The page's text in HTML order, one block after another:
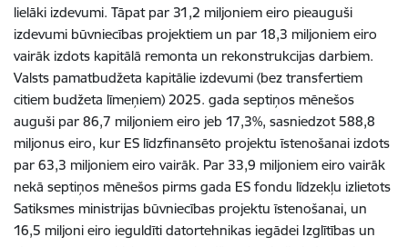
lielāki izdevumi. Tāpat par 31,2 miljoniem eiro pieauguši
izdevumi būvniecības projektiem un par 18,3 miljoniem eiro
vairāk izdots kapitālā remonta un rekonstrukcijas darbiem.
Valsts pamatbudžeta kapitālie izdevumi (bez transfertiem
citiem budžeta līmeņiem) 2025. gada septiņos mēnešos
auguši par 86,7 miljoniem eiro jeb 17,3%, sasniedzot 588,8
miljonus eiro, kur ES līdzfinansēto projektu īstenošanai izdots
par 63,3 miljoniem eiro vairāk. Par 33,9 miljoniem eiro vairāk
nekā septiņos mēnešos pirms gada ES fondu līdzekļu izlietots
Satiksmes ministrijas būvniecības projektu īstenošanai, un
16,5 miljoni eiro ieguldīti datortehnikas iegādei Izglītības un